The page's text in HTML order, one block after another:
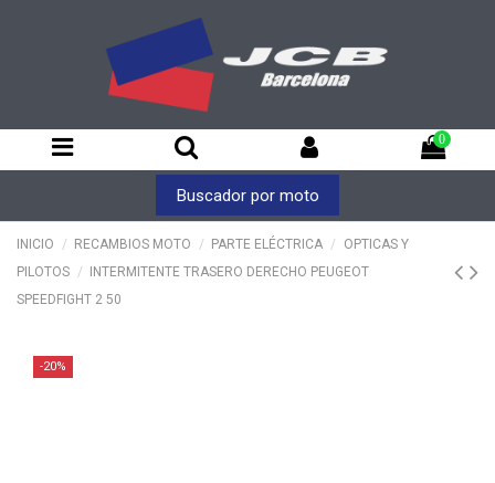
0
Buscador por moto
INICIO RECAMBIOS MOTO PARTE ELÉCTRICA
OPTICAS Y
PILOTOS
INTERMITENTE TRASERO DERECHO PEUGEOT
SPEEDFIGHT 2 50
-20%